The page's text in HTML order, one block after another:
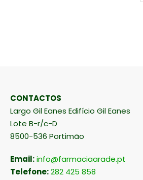
CONTACTOS
Largo Gil Eanes Edifício Gil Eanes
Lote B-r/c-D
8500-536 Portimão
Email:info@farmaciaarade.pt
Telefone:282 425 858